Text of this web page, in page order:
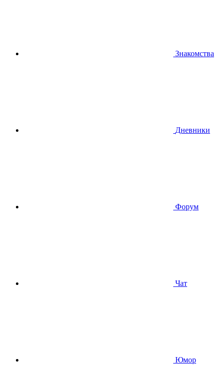
Знакомства
Дневники
Форум
Чат
Юмор